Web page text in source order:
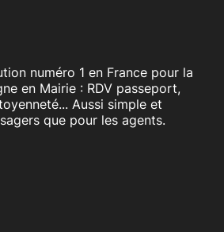
numéro 1 en France pour la
en Mairie : RDV passeport,
Aussi simple et
que pour les agents.